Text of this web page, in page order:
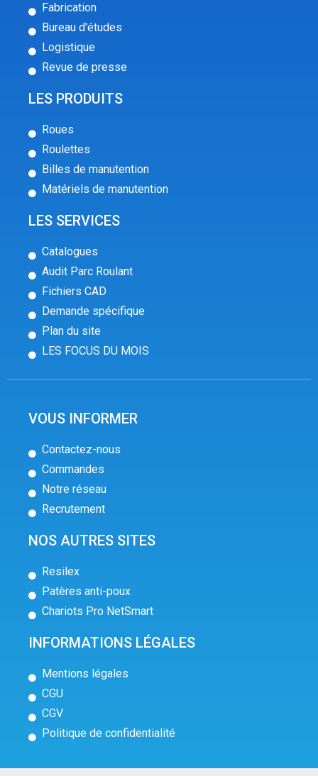
Fabrication
Bureau d'études
Logistique
Revue de presse
LES PRODUITS
Roues
Roulettes
Billes de manutention
Matériels de manutention
LES SERVICES
Catalogues
Audit Parc Roulant
Fichiers CAD
Demande spécifique
Plan du site
LES FOCUS DU MOIS
VOUS INFORMER
Contactez-nous
Commandes
Notre réseau
Recrutement
NOS AUTRES SITES
Resilex
Patères anti-poux
Chariots Pro NetSmart
INFORMATIONS LÉGALES
Mentions légales
CGU
CGV
Politique de confidentialité